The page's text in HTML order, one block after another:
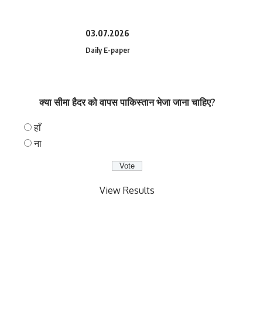
03.07.2026
Daily E-paper
क्या सीमा हैदर को वापस पाकिस्तान भेजा जाना चाहिए?
हाँ
ना
View Results